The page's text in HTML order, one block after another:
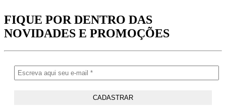
FIQUE POR DENTRO DAS
NOVIDADES E PROMOÇÕES